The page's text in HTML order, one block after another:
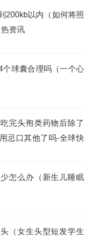
200kb以内（如何将照
资讯
个球囊合理吗（一个心
完头孢类药物后除了
忌口其他了吗-全球快
怎么办（新生儿睡眠
（女生头型短发学生